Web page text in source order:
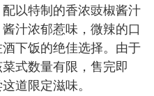
以特制的香浓豉椒酱汁
汁浓郁惹味，微辣的口
下饭的绝佳选择。由于
式数量有限，售完即
道限定滋味。